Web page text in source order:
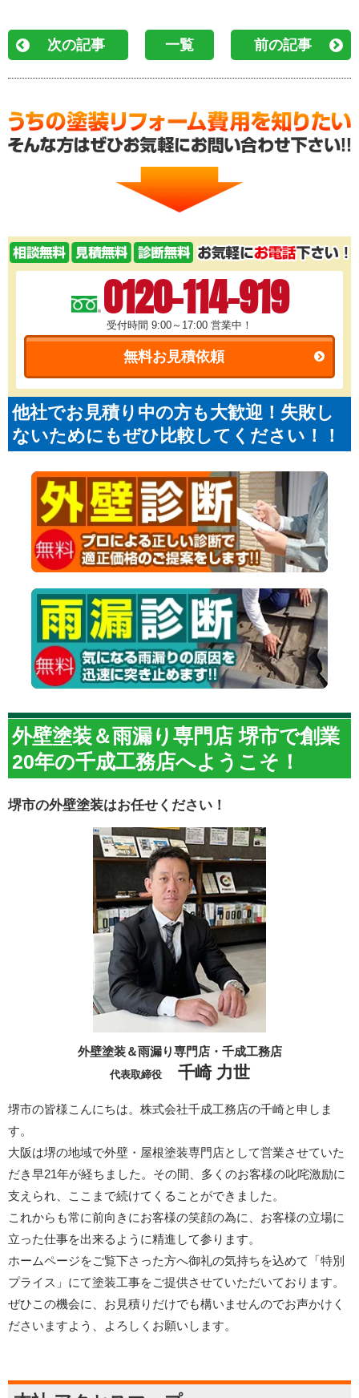
次の記事 一覧 前の記事
0120-114-919
受付時間 9:00～17:00 営業中！
無料お見積依頼
他社でお見積り中の方も大歓迎！失敗し
ないためにもぜひ比較してください！！
外壁塗装＆雨漏り専門店 堺市で創業
20年の千成工務店へようこそ！
堺市の外壁塗装はお任せください！
外壁塗装＆雨漏り専門店・千成工務店
代表取締役 千崎 力世
堺市の皆様こんにちは。株式会社千成工務店の千崎と申しま
す。
大阪は堺の地域で外壁・屋根塗装専門店として営業させていた
だき早21年が経ちました。その間、多くのお客様の叱咤激励に
支えられ、ここまで続けてくることができました。
これからも常に前向きにお客様の笑顔の為に、お客様の立場に
立った仕事を出来るように精進して参ります。
ホームページをご覧下さった方へ御礼の気持ちを込めて「特別
プライス」にて塗装工事をご提供させていただいております。
ぜひこの機会に、お見積りだけでも構いませんのでお声かけく
ださいますよう、よろしくお願いします。